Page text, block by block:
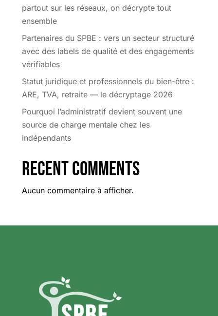
partout sur les réseaux, on décrypte tout
ensemble
Partenaires du SPBE : vers un secteur structuré
avec des labels de qualité et des engagements
vérifiables
Statut juridique et professionnels du bien-être :
ARE, TVA, retraite — le décryptage 2026
Pourquoi l’administratif devient souvent une
source de charge mentale chez les
indépendants
Recent Comments
Aucun commentaire à afficher.